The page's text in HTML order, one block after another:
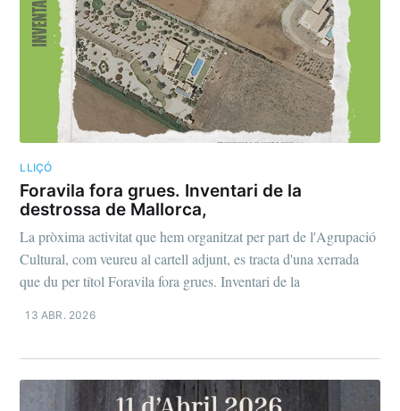
LLIÇÓ
Foravila fora grues. Inventari de la
destrossa de Mallorca,
La pròxima activitat que hem organitzat per part de l'Agrupació
Cultural, com veureu al cartell adjunt, es tracta d'una xerrada
que du per títol Foravila fora grues. Inventari de la
13 ABR. 2026